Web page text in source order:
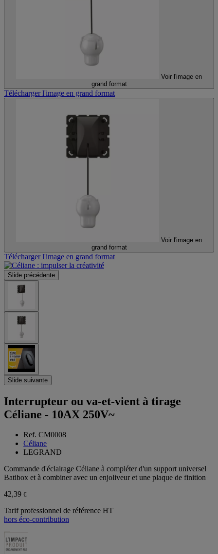
Voir l'image en
grand format
Télécharger l'image en grand format
Voir l'image en
grand format
Télécharger l'image en grand format
Slide précédente
Slide suivante
Interrupteur ou va-et-vient à tirage
Céliane - 10AX 250V~
Ref. CM0008
Céliane
LEGRAND
Commande d'éclairage Céliane à compléter d'un support universel
Batibox et à combiner avec un enjoliveur et une plaque de finition
42,39 €
Tarif professionnel de référence HT
hors éco-contribution